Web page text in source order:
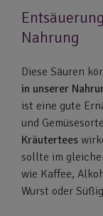
Nahrung
Diese Säuren
in unserer
ist eine gute
und
Kräutertees
sollte im
wie Kaffee,
Wurst oder